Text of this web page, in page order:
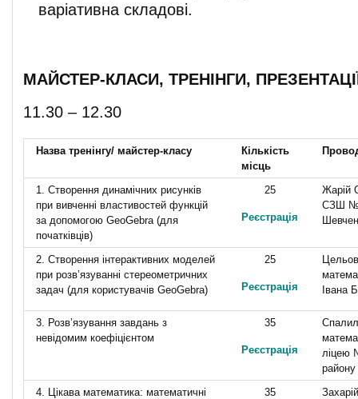
варіативна складові.
МАЙСТЕР-КЛАСИ, ТРЕНІНГИ,
11.30 – 12.30
Назва тренінгу/ майстер-класу
Кількість
місць
1. Створення динамічних рисунків
при вивченні властивостей функцій
за допомогою GeoGebra (для
початківців)
25
Реєстрація
Жарій
СЗШ №
2. Створення інтерактивних моделей
при розв’язуванні стереометричних
задач (для користувачів GeoGebra)
25
Реєстрація
Івана
3. Розв’язування завдань з
невідомим коефіцієнтом
35
Реєстрація
ліцею
району
4. Цікава математика: математичні
35